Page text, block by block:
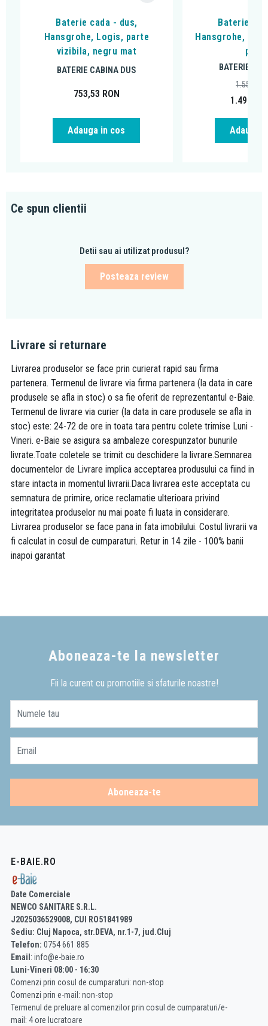
Baterie cada - dus,
Hansgrohe, Logis, parte
vizibila, negru mat
BATERIE CABINA DUS
753,53 RON
Adauga in cos
Baterie
Hansgrohe,
BATERIE
1.498,95
1.556,14
Adauga
Ce spun clientii
Detii sau ai utilizat produsul?
Posteaza review
Livrare si returnare
Livrarea produselor se face prin curierat rapid sau firma
partenera. Termenul de livrare via firma partenera (la data in care
produsele se afla in stoc) o sa fie oferit de reprezentantul e-Baie.
Termenul de livrare via curier (la data in care produsele se afla in
stoc) este: 24-72 de ore in toata tara pentru colete trimise Luni -
Vineri. e-Baie se asigura sa ambaleze corespunzator bunurile
livrate.Toate coletele se trimit cu deschidere la livrare.Semnarea
documentelor de Livrare implica acceptarea produsului ca fiind in
stare intacta in momentul livrarii.Daca livrarea este acceptata cu
semnatura de primire, orice reclamatie ulterioara privind
integritatea produselor nu mai poate fi luata in considerare.
Livrarea produselor se face pana in fata imobilului. Costul livrarii va
fi calculat in cosul de cumparaturi. Retur in 14 zile - 100% banii
inapoi garantat
Aboneaza-te la newsletter
Fii la curent cu promotiile si sfaturile noastre!
Numele tau
Email
Aboneaza-te
E-BAIE.RO
Date Comerciale
NEWCO SANITARE S.R.L.
J2025036529008, CUI RO51841989
Sediu: Cluj Napoca, str.DEVA, nr.1-7, jud.Cluj
Telefon: 0754 661 885
Email : info@e-baie.ro
Luni-Vineri 08:00 - 16:30
Comenzi prin cosul de cumparaturi: non-stop
Comenzi prin e-mail: non-stop
Termenul de preluare al comenzilor prin cosul de cumparaturi/e-
mail: 4 ore lucratoare